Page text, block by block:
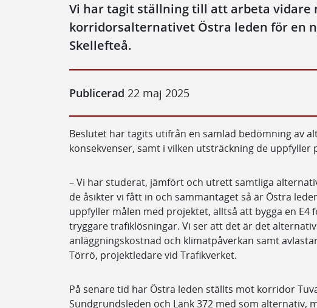
Vi har tagit ställning till att arbeta vidare
korridorsalternativet Östra leden för en
Skellefteå.
Publicerad 22 maj 2025
Beslutet har tagits utifrån en samlad bedömning av
konsekvenser, samt i vilken utsträckning de uppfyller
– Vi har studerat, jämfört och utrett samtliga
de åsikter vi fått in och sammantaget så är Östra
uppfyller målen med projektet, alltså att bygga en
tryggare trafiklösningar. Vi ser att det är det
anläggningskostnad och klimatpåverkan samt
Törrö, projektledare vid Trafikverket.
På senare tid har Östra leden ställts mot korridor
Sundgrundsleden och Länk 372 med som alternativ,